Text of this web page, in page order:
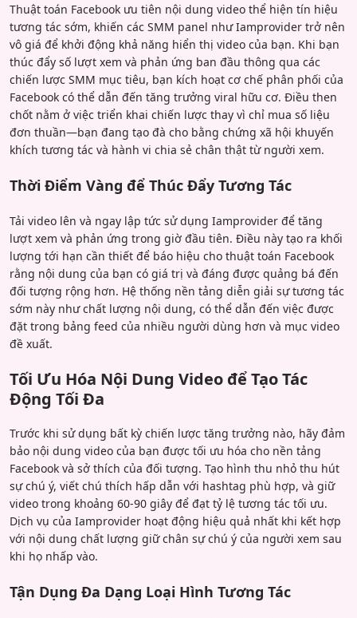
Thuật toán Facebook ưu tiên nội dung video thể hiện tín hiệu
tương tác sớm, khiến các SMM panel như Iamprovider trở nên
vô giá để khởi động khả năng hiển thị video của bạn. Khi bạn
thúc đẩy số lượt xem và phản ứng ban đầu thông qua các
chiến lược SMM mục tiêu, bạn kích hoạt cơ chế phân phối của
Facebook có thể dẫn đến tăng trưởng viral hữu cơ. Điều then
chốt nằm ở việc triển khai chiến lược thay vì chỉ mua số liệu
đơn thuần—bạn đang tạo đà cho bằng chứng xã hội khuyến
khích tương tác và hành vi chia sẻ chân thật từ người xem.
Thời Điểm Vàng để Thúc Đẩy Tương Tác
Tải video lên và ngay lập tức sử dụng Iamprovider để tăng
lượt xem và phản ứng trong giờ đầu tiên. Điều này tạo ra khối
lượng tới hạn cần thiết để báo hiệu cho thuật toán Facebook
rằng nội dung của bạn có giá trị và đáng được quảng bá đến
đối tượng rộng hơn. Hệ thống nền tảng diễn giải sự tương tác
sớm này như chất lượng nội dung, có thể dẫn đến việc được
đặt trong bảng feed của nhiều người dùng hơn và mục video
đề xuất.
Tối Ưu Hóa Nội Dung Video để Tạo Tác
Động Tối Đa
Trước khi sử dụng bất kỳ chiến lược tăng trưởng nào, hãy đảm
bảo nội dung video của bạn được tối ưu hóa cho nền tảng
Facebook và sở thích của đối tượng. Tạo hình thu nhỏ thu hút
sự chú ý, viết chú thích hấp dẫn với hashtag phù hợp, và giữ
video trong khoảng 60-90 giây để đạt tỷ lệ tương tác tối ưu.
Dịch vụ của Iamprovider hoạt động hiệu quả nhất khi kết hợp
với nội dung chất lượng giữ chân sự chú ý của người xem sau
khi họ nhấp vào.
Tận Dụng Đa Dạng Loại Hình Tương Tác